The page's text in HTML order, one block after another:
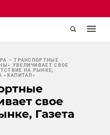
– ТРАНСПОРТНЫЕ
УВЕЛИЧИВАЕТ СВОЕ
НА РЫНКЕ,
«КАПИТАЛ»
свое
Газета